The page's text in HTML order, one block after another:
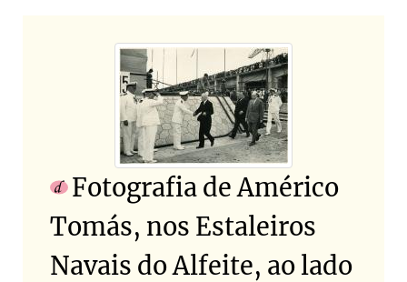
Fotografia de Américo
Tomás, nos Estaleiros
Navais do Alfeite, ao lado